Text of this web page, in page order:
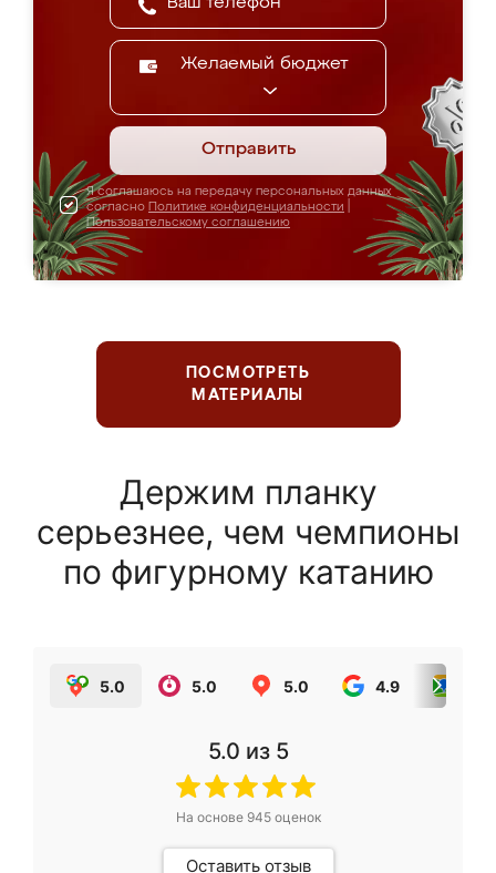
Желаемый бюджет
Отправить
Я соглашаюсь на передачу персональных данных
согласно Политике конфиденциальности
Пользовательскому соглашению
ПОСМОТРЕТЬ
МАТЕРИАЛЫ
Держим планку
серьезнее, чем чемпионы
по фигурному катанию
5.0 5.0 5.0 4.9
5.0 из 5
На основе 945оценок
Оставить отзыв